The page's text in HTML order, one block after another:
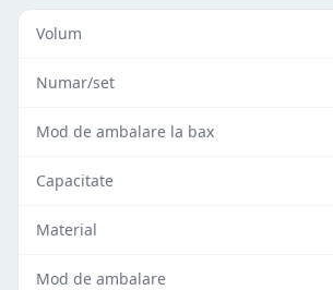
Volum
Numar/set
Mod de ambalare la bax
Capacitate
Material
Mod de ambalare